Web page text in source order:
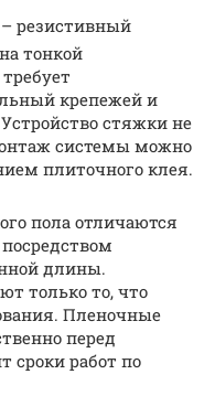
резистивный
тонкой
крепежей и
стяжки не
системы можно
плиточного клея.
пола отличаются
длины.
только то, что
Пленочные
перед
сроки работ по